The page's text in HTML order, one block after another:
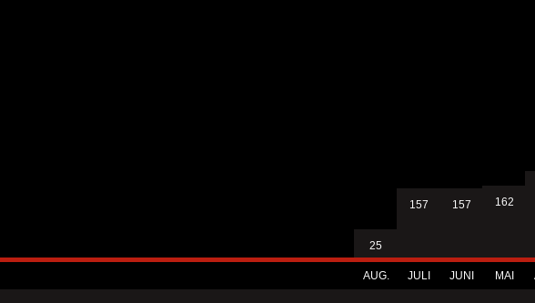
25
AUG.
157
JULI
157
JUNI
162
MAI